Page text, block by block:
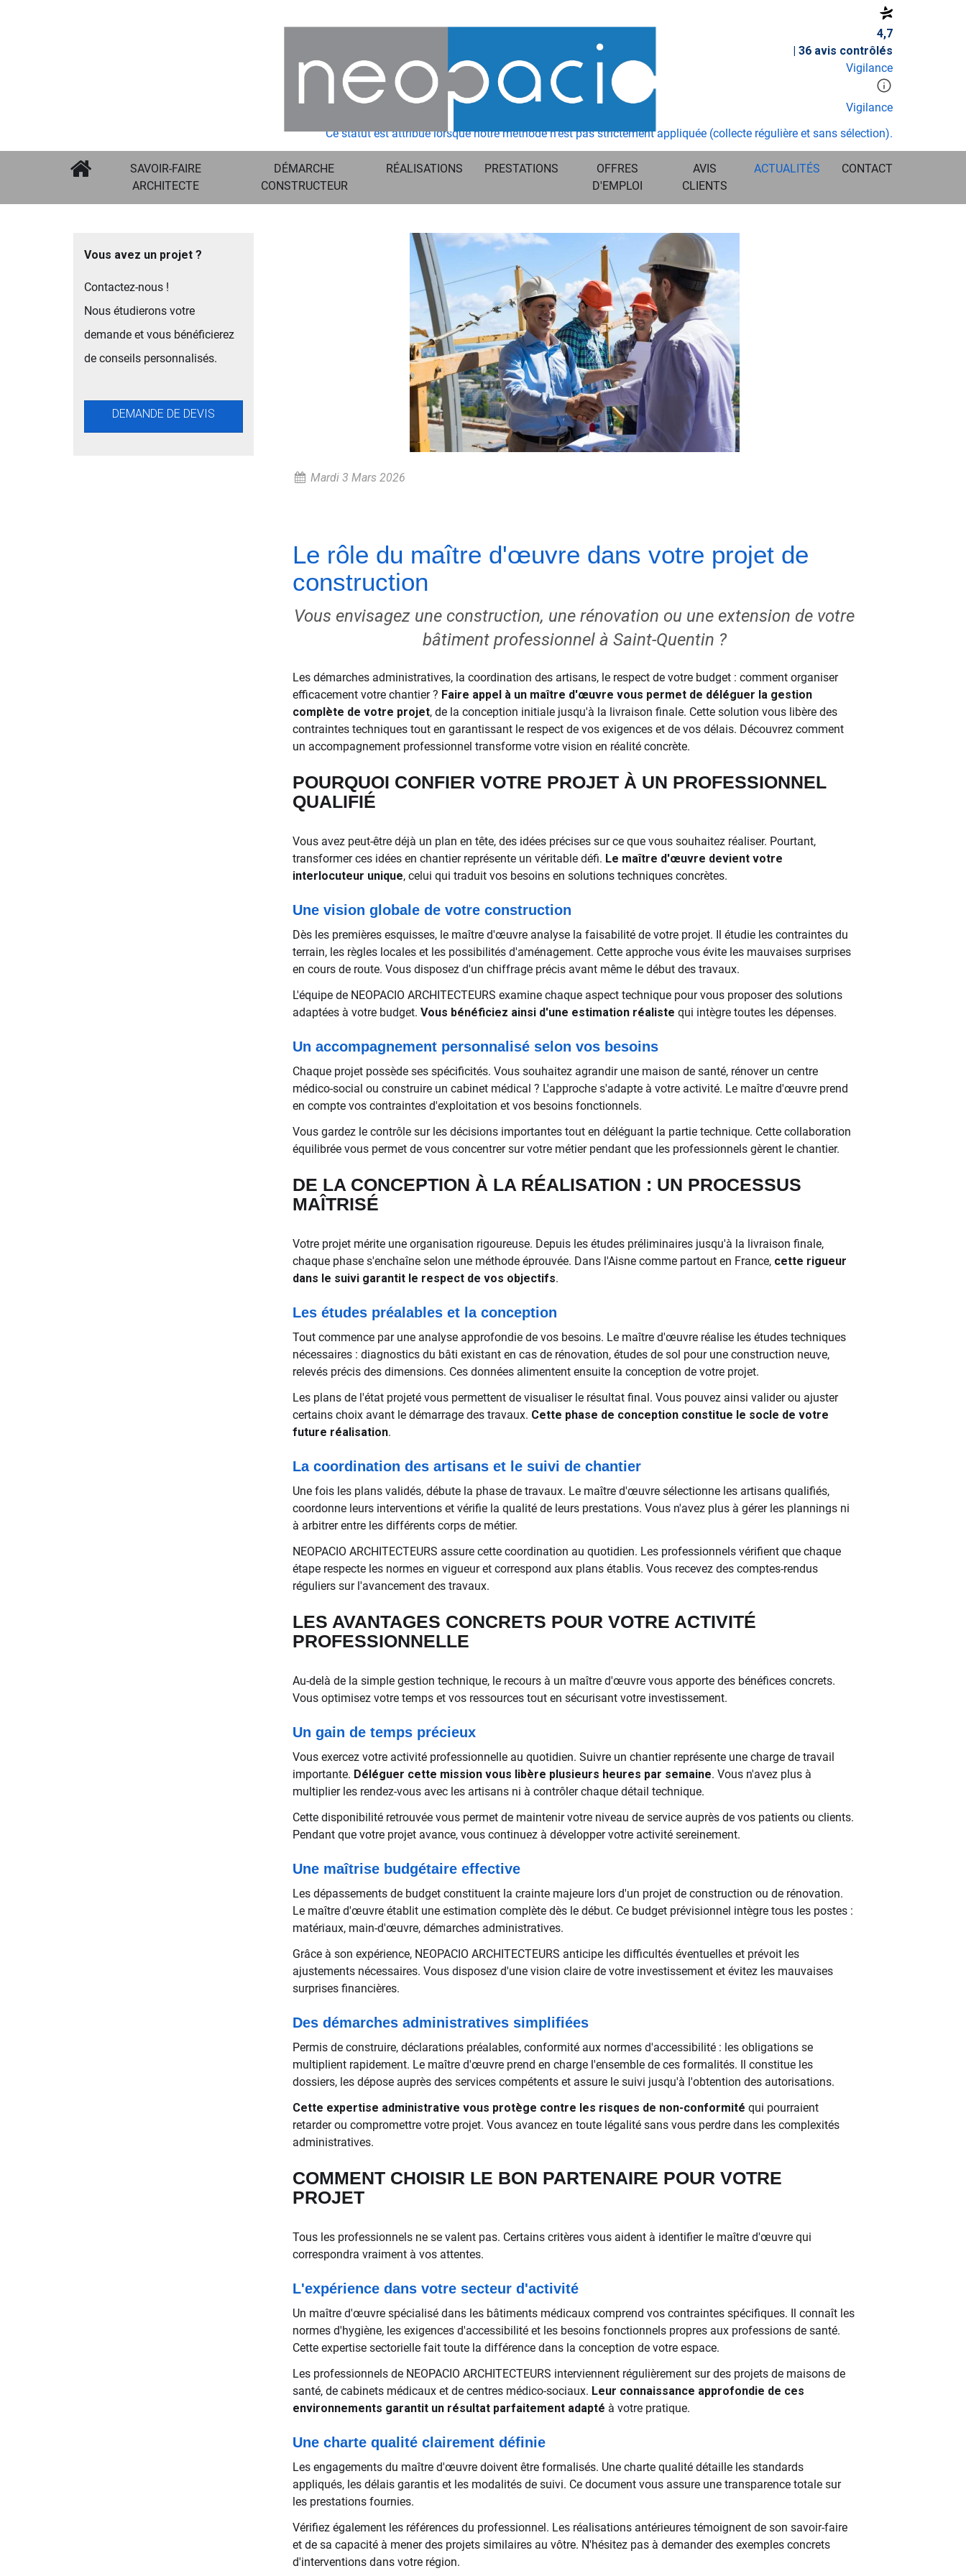
4,7
| 36 avis contrôlés
Vigilance
Vigilance
Ce statut est attribué lorsque notre méthode n'est pas strictement appliquée (collecte régulière et sans sélection).
SAVOIR-FAIRE
ARCHITECTE
DÉMARCHE
CONSTRUCTEUR
RÉALISATIONS PRESTATIONS
OFFRES
D'EMPLOI
AVIS
CLIENTS
ACTUALITÉS CONTACT
Vous avez un projet ?
Contactez-nous !
Nous étudierons votre
demande et vous bénéficierez
de conseils personnalisés.
DEMANDE DE DEVIS
Mardi 3 Mars 2026
Le rôle du maître d'œuvre dans votre projet de
construction
Vous envisagez une construction, une rénovation ou une extension de votre
bâtiment professionnel à Saint-Quentin ?
Les démarches administratives, la coordination des artisans, le respect de votre budget : comment organiser
efficacement votre chantier ? Faire appel à un maître d'œuvre vous permet de déléguer la gestion
complète de votre projet, de la conception initiale jusqu'à la livraison finale. Cette solution vous libère des
contraintes techniques tout en garantissant le respect de vos exigences et de vos délais. Découvrez comment
un accompagnement professionnel transforme votre vision en réalité concrète.
POURQUOI CONFIER VOTRE PROJET À UN PROFESSIONNEL
QUALIFIÉ
Vous avez peut-être déjà un plan en tête, des idées précises sur ce que vous souhaitez réaliser. Pourtant,
transformer ces idées en chantier représente un véritable défi. Le maître d'œuvre devient votre
interlocuteur unique, celui qui traduit vos besoins en solutions techniques concrètes.
Une vision globale de votre construction
Dès les premières esquisses, le maître d'œuvre analyse la faisabilité de votre projet. Il étudie les contraintes du
terrain, les règles locales et les possibilités d'aménagement. Cette approche vous évite les mauvaises surprises
en cours de route. Vous disposez d'un chiffrage précis avant même le début des travaux.
L'équipe de NEOPACIO ARCHITECTEURS examine chaque aspect technique pour vous proposer des solutions
adaptées à votre budget. Vous bénéficiez ainsi d'une estimation réaliste qui intègre toutes les dépenses.
Un accompagnement personnalisé selon vos besoins
Chaque projet possède ses spécificités. Vous souhaitez agrandir une maison de santé, rénover un centre
médico-social ou construire un cabinet médical ? L'approche s'adapte à votre activité. Le maître d'œuvre prend
en compte vos contraintes d'exploitation et vos besoins fonctionnels.
Vous gardez le contrôle sur les décisions importantes tout en déléguant la partie technique. Cette collaboration
équilibrée vous permet de vous concentrer sur votre métier pendant que les professionnels gèrent le chantier.
DE LA CONCEPTION À LA RÉALISATION : UN PROCESSUS
MAÎTRISÉ
Votre projet mérite une organisation rigoureuse. Depuis les études préliminaires jusqu'à la livraison finale,
chaque phase s'enchaîne selon une méthode éprouvée. Dans l'Aisne comme partout en France, cette rigueur
dans le suivi garantit le respect de vos objectifs.
Les études préalables et la conception
Tout commence par une analyse approfondie de vos besoins. Le maître d'œuvre réalise les études techniques
nécessaires : diagnostics du bâti existant en cas de rénovation, études de sol pour une construction neuve,
relevés précis des dimensions. Ces données alimentent ensuite la conception de votre projet.
Les plans de l'état projeté vous permettent de visualiser le résultat final. Vous pouvez ainsi valider ou ajuster
certains choix avant le démarrage des travaux. Cette phase de conception constitue le socle de votre
future réalisation.
La coordination des artisans et le suivi de chantier
Une fois les plans validés, débute la phase de travaux. Le maître d'œuvre sélectionne les artisans qualifiés,
coordonne leurs interventions et vérifie la qualité de leurs prestations. Vous n'avez plus à gérer les plannings ni
à arbitrer entre les différents corps de métier.
NEOPACIO ARCHITECTEURS assure cette coordination au quotidien. Les professionnels vérifient que chaque
étape respecte les normes en vigueur et correspond aux plans établis. Vous recevez des comptes-rendus
réguliers sur l'avancement des travaux.
LES AVANTAGES CONCRETS POUR VOTRE ACTIVITÉ
PROFESSIONNELLE
Au-delà de la simple gestion technique, le recours à un maître d'œuvre vous apporte des bénéfices concrets.
Vous optimisez votre temps et vos ressources tout en sécurisant votre investissement.
Un gain de temps précieux
Vous exercez votre activité professionnelle au quotidien. Suivre un chantier représente une charge de travail
importante. Déléguer cette mission vous libère plusieurs heures par semaine. Vous n'avez plus à
multiplier les rendez-vous avec les artisans ni à contrôler chaque détail technique.
Cette disponibilité retrouvée vous permet de maintenir votre niveau de service auprès de vos patients ou clients.
Pendant que votre projet avance, vous continuez à développer votre activité sereinement.
Une maîtrise budgétaire effective
Les dépassements de budget constituent la crainte majeure lors d'un projet de construction ou de rénovation.
Le maître d'œuvre établit une estimation complète dès le début. Ce budget prévisionnel intègre tous les postes :
matériaux, main-d'œuvre, démarches administratives.
Grâce à son expérience, NEOPACIO ARCHITECTEURS anticipe les difficultés éventuelles et prévoit les
ajustements nécessaires. Vous disposez d'une vision claire de votre investissement et évitez les mauvaises
surprises financières.
Des démarches administratives simplifiées
Permis de construire, déclarations préalables, conformité aux normes d'accessibilité : les obligations se
multiplient rapidement. Le maître d'œuvre prend en charge l'ensemble de ces formalités. Il constitue les
dossiers, les dépose auprès des services compétents et assure le suivi jusqu'à l'obtention des autorisations.
Cette expertise administrative vous protège contre les risques de non-conformité qui pourraient
retarder ou compromettre votre projet. Vous avancez en toute légalité sans vous perdre dans les complexités
administratives.
COMMENT CHOISIR LE BON PARTENAIRE POUR VOTRE
PROJET
Tous les professionnels ne se valent pas. Certains critères vous aident à identifier le maître d'œuvre qui
correspondra vraiment à vos attentes.
L'expérience dans votre secteur d'activité
Un maître d'œuvre spécialisé dans les bâtiments médicaux comprend vos contraintes spécifiques. Il connaît les
normes d'hygiène, les exigences d'accessibilité et les besoins fonctionnels propres aux professions de santé.
Cette expertise sectorielle fait toute la différence dans la conception de votre espace.
Les professionnels de NEOPACIO ARCHITECTEURS interviennent régulièrement sur des projets de maisons de
santé, de cabinets médicaux et de centres médico-sociaux. Leur connaissance approfondie de ces
environnements garantit un résultat parfaitement adapté à votre pratique.
Une charte qualité clairement définie
Les engagements du maître d'œuvre doivent être formalisés. Une charte qualité détaille les standards
appliqués, les délais garantis et les modalités de suivi. Ce document vous assure une transparence totale sur
les prestations fournies.
Vérifiez également les références du professionnel. Les réalisations antérieures témoignent de son savoir-faire
et de sa capacité à mener des projets similaires au vôtre. N'hésitez pas à demander des exemples concrets
d'interventions dans votre région.